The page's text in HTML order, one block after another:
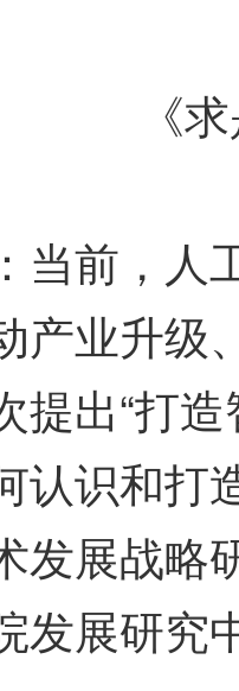
《求
前，人
产业升级
提出“打
认识和打
发展战略
发展研究